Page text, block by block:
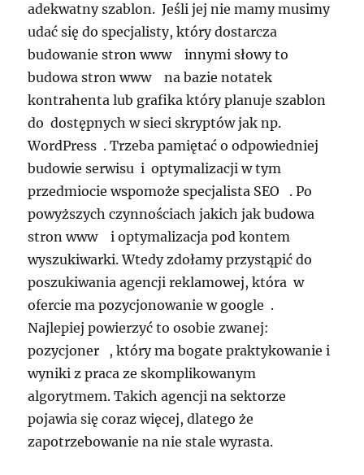
adekwatny szablon. Jeśli jej nie mamy musimy
udać się do specjalisty, który dostarcza
budowanie stron www innymi słowy to
budowa stron www na bazie notatek
kontrahenta lub grafika który planuje szablon
do dostępnych w sieci skryptów jak np.
WordPress . Trzeba pamiętać o odpowiedniej
budowie serwisu i optymalizacji w tym
przedmiocie wspomoże specjalista SEO . Po
powyższych czynnościach jakich jak budowa
stron www i optymalizacja pod kontem
wyszukiwarki. Wtedy zdołamy przystąpić do
poszukiwania agencji reklamowej, która w
ofercie ma pozycjonowanie w google .
Najlepiej powierzyć to osobie zwanej:
pozycjoner , który ma bogate praktykowanie i
wyniki z praca ze skomplikowanym
algorytmem. Takich agencji na sektorze
pojawia się coraz więcej, dlatego że
zapotrzebowanie na nie stale wyrasta.